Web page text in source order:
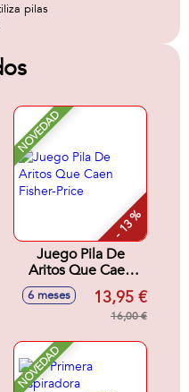
pilas
NOVEDAD
- 13 %
Juego Pila De
Aritos Que Caen
Fisher-Price
6 meses 13,95 €
16,00 €
NOVEDAD